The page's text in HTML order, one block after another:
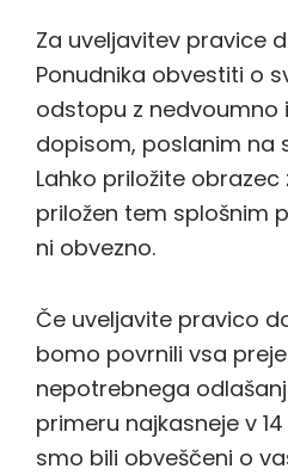
Za uveljavitev pravice
Ponudnika obvestiti o
odstopu z nedvoumno
dopisom, poslanim na
Lahko priložite
priložen tem splošnim
ni obvezno.
Če uveljavite pravico
bomo povrnili vsa
nepotrebnega
primeru najkasneje v
smo bili obveščeni o